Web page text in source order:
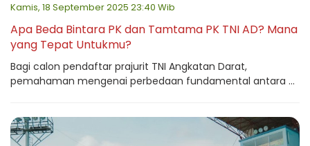
Kamis, 18 September 2025 23:40 Wib
Apa Beda Bintara PK dan Tamtama PK TNI AD? Mana
yang Tepat Untukmu?
Bagi calon pendaftar prajurit TNI Angkatan Darat,
pemahaman mengenai perbedaan fundamental antara ...